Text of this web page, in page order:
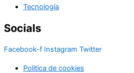
Tecnología
Socials
Facebook-f Instagram Twitter
Politica de cookies